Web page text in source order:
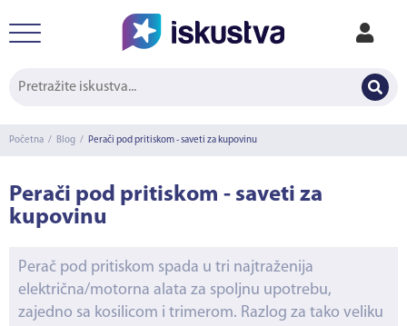
Početna / Blog / Perači pod pritiskom - saveti za kupovinu
Perači pod pritiskom - saveti za
kupovinu
Perač pod pritiskom spada u tri najtraženija
električna/motorna alata za spoljnu upotrebu,
zajedno sa kosilicom i trimerom. Razlog za tako veliku